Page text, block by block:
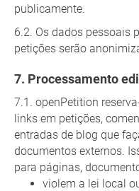
publicamente.
Os dados pessoais
petições serão
Processamento
openPetition
links em petições,
entradas de blog que
documentos externos.
para páginas,
violem a lei local